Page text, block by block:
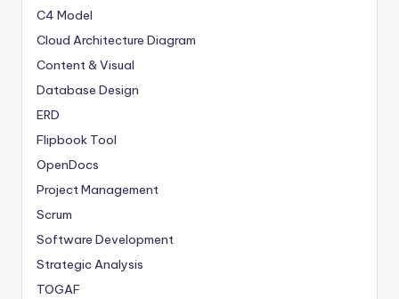
C4 Model
Cloud Architecture Diagram
Content & Visual
Database Design
ERD
Flipbook Tool
OpenDocs
Project Management
Scrum
Software Development
Strategic Analysis
TOGAF